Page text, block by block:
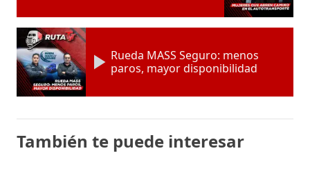
Rueda MASS Seguro: menos
paros, mayor disponibilidad
También te puede interesar